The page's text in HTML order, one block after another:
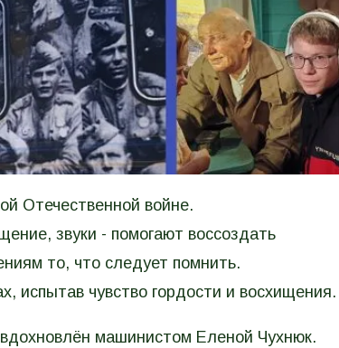
Отечественной войне.
звуки - помогают воссоздать
то, что следует помнить.
испытав чувство гордости и восхищения.
машинистом Еленой Чухнюк.